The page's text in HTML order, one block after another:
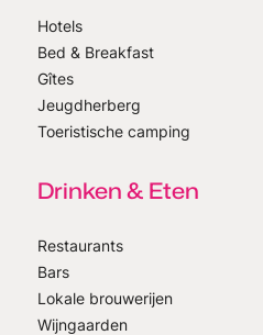
Hotels
Bed & Breakfast
Gîtes
Jeugdherberg
Toeristische camping
Drinken & Eten
Restaurants
Bars
Lokale brouwerijen
Wijngaarden